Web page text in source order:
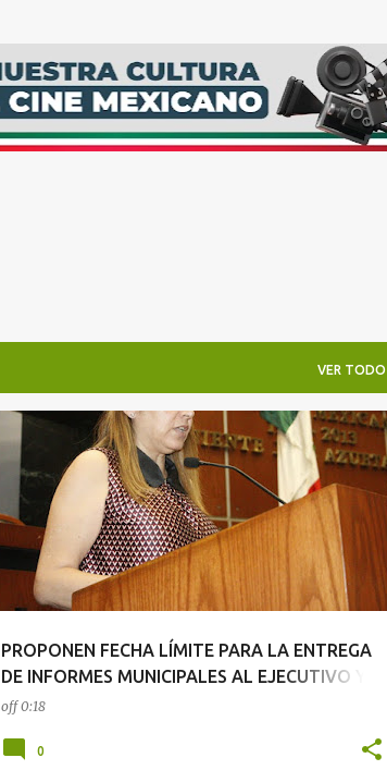
VER TODO
PROPONEN FECHA LÍMITE PARA LA ENTREGA
DE INFORMES MUNICIPALES AL EJECUTIVO Y
LEGISLATIVO
off0:18
0